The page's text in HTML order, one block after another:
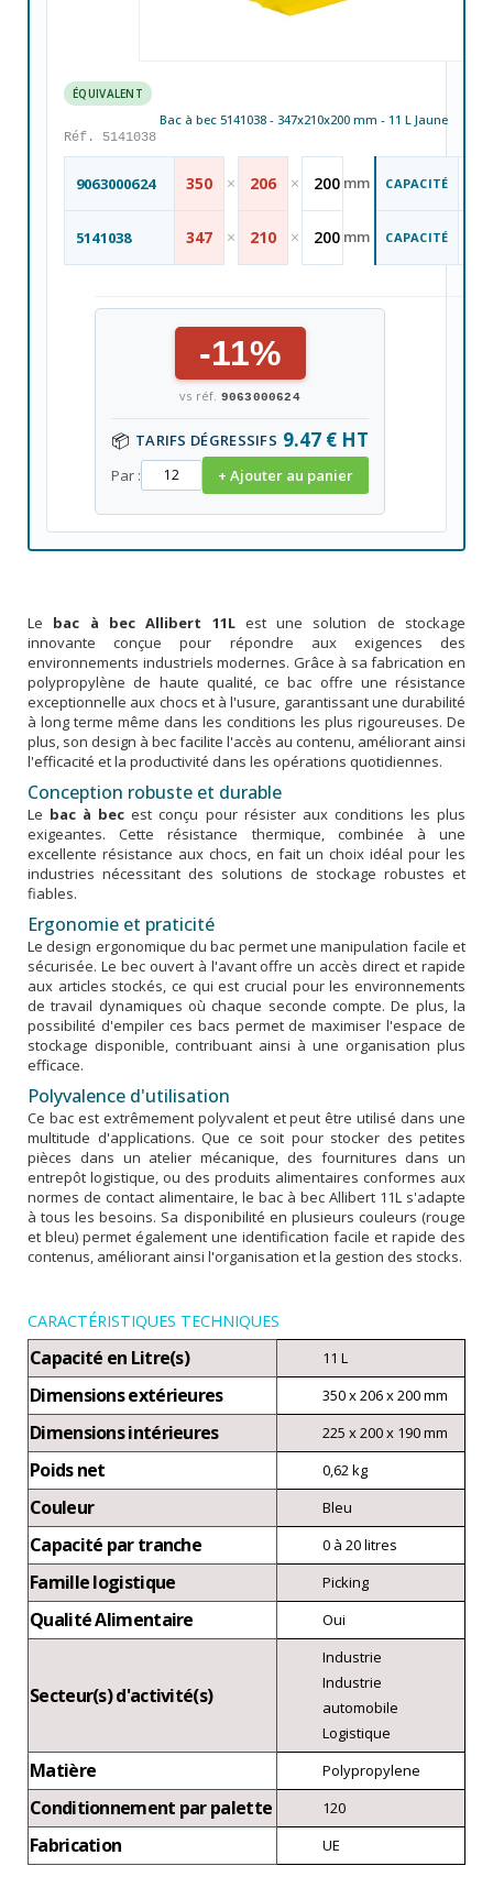
ÉQUIVALENT
Bac à bec 5141038 - 347x210x200 mm - 11 L Jaune
Réf. 5141038
9063000624 350 × 206 × 200 mm CAPACITÉ
5141038 347 × 210 × 200 mm CAPACITÉ
-11%
vs réf. 9063000624
📦 TARIFS DÉGRESSIFS 9.47 € HT
Par : + Ajouter au panier
Le bac à bec Allibert 11Lest une solution de stockage
innovante conçue pour répondre aux exigences des
environnements industriels modernes. Grâce à sa fabrication en
polypropylène de haute qualité, ce bac offre une résistance
exceptionnelle aux chocs et à l'usure, garantissant une durabilité
à long terme même dans les conditions les plus rigoureuses. De
plus, son design à bec facilite l'accès au contenu, améliorant ainsi
l'efficacité et la productivité dans les opérations quotidiennes.
Conception robuste et durable
Le bac à bec est conçu pour résister aux conditions les plus
exigeantes. Cette résistance thermique, combinée à une
excellente résistance aux chocs, en fait un choix idéal pour les
industries nécessitant des solutions de stockage robustes et
fiables.
Ergonomie et praticité
Le design ergonomique du bac permet une manipulation facile et
sécurisée. Le bec ouvert à l'avant offre un accès direct et rapide
aux articles stockés, ce qui est crucial pour les environnements
de travail dynamiques où chaque seconde compte. De plus, la
possibilité d'empiler ces bacs permet de maximiser l'espace de
stockage disponible, contribuant ainsi à une organisation plus
efficace.
Polyvalence d'utilisation
Ce bac est extrêmement polyvalent et peut être utilisé dans une
multitude d'applications. Que ce soit pour stocker des petites
pièces dans un atelier mécanique, des fournitures dans un
entrepôt logistique, ou des produits alimentaires conformes aux
normes de contact alimentaire, le bac à bec Allibert 11L s'adapte
à tous les besoins. Sa disponibilité en plusieurs couleurs (rouge
et bleu) permet également une identification facile et rapide des
contenus, améliorant ainsi l'organisation et la gestion des stocks.
CARACTÉRISTIQUES TECHNIQUES
Capacité en Litre(s) 11 L
Dimensions extérieures 350 x 206 x 200 mm
Dimensions intérieures 225 x 200 x 190 mm
Poids net 0,62 kg
Couleur Bleu
Capacité par tranche 0 à 20 litres
Famille logistique Picking
Qualité Alimentaire Oui
Secteur(s) d'activité(s)
Industrie
Industrie
automobile
Logistique
Matière Polypropylene
Conditionnement par palette 120
Fabrication UE